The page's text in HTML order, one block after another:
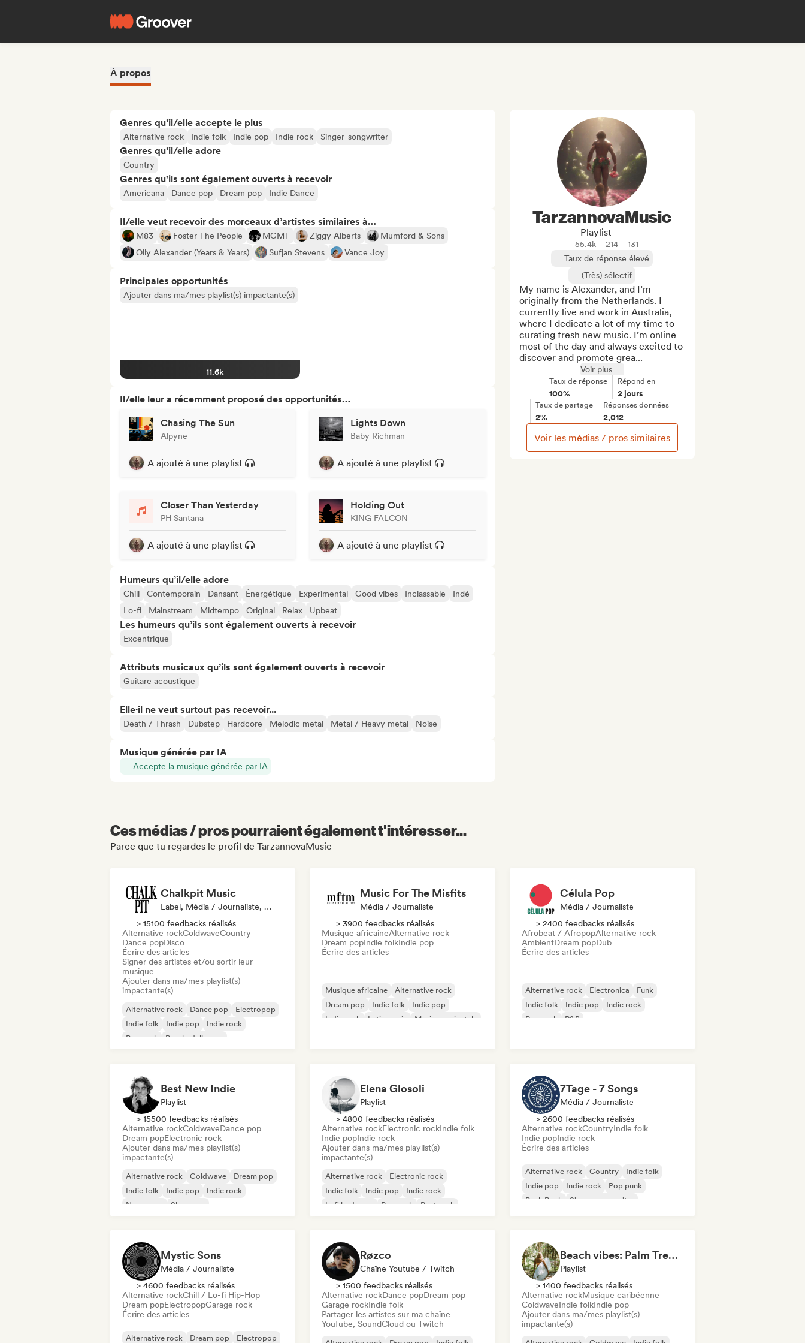
À propos
Genres qu’il/elle accepte le plus
Alternative rock Indie folk Indie pop Indie rock Singer-songwriter
Genres qu’il/elle adore
Country
Genres qu'ils sont également ouverts à recevoir
Americana Dance pop Dream pop Indie Dance
Il/elle veut recevoir des morceaux d’artistes similaires à…
M83 Foster The People MGMT Ziggy Alberts
Mumford & Sons
Olly Alexander (Years & Years)
Sufjan Stevens Vance Joy
Principales opportunités
Ajouter dans ma/mes playlist(s) impactante(s)
11.6k
Il/elle leur a récemment proposé des opportunités…
Chasing The Sun
Alpyne
A ajouté à une playlist
Lights Down
Baby Richman
A ajouté à une playlist
Closer Than Yesterday
PH Santana
A ajouté à une playlist
Holding Out
KING FALCON
A ajouté à une playlist
Humeurs qu’il/elle adore
Chill Contemporain Dansant Énergétique Experimental Good vibes Inclassable
Indé
Lo-fi
Mainstream Midtempo Original Relax Upbeat
Les humeurs qu’ils sont également ouverts à recevoir
Excentrique
Attributs musicaux qu’ils sont également ouverts à recevoir
Guitare acoustique
Elle·il ne veut surtout pas recevoir...
Death / Thrash Dubstep Hardcore Melodic metal Metal / Heavy metal Noise
Musique générée par IA
Accepte la musique générée par IA
TarzannovaMusic
Playlist
55.4k 214
131
Taux de réponse élevé
(Très) sélectif
My name is Alexander, and I’m
originally from the Netherlands. I
currently live and work in Australia,
where I dedicate a lot of my time to
curating fresh new music. I’m online
most of the day and always excited to
discover and promote grea...
Voir plus
Taux de réponse
100%
Répond en
2 jours
Taux de partage
2%
Réponses données
2,012
Voir les médias / pros similaires
Ces médias / pros pourraient également t'intéresser...
Parce que tu regardes le profil de TarzannovaMusic
Chalkpit Music
Label, Média / Journaliste, Playlist
> 15100 feedbacks réalisés
Alternative rockColdwaveCountry
Dance popDisco
Écrire des articles
Signer des artistes et/ou sortir leur
musique
Ajouter dans ma/mes playlist(s)
impactante(s)
Alternative rock Dance pop
Electropop
Indie folk
Indie pop
Indie rock
Pop rock
Psychedelic pop
Music For The Misfits
Média / Journaliste
> 3900 feedbacks réalisés
Musique africaineAlternative rock
Dream popIndie folkIndie pop
Écrire des articles
Musique africaine
Alternative rock
Dream pop
Indie folk
Indie pop
Indie rock
Latin music Musique orientale
Célula Pop
Média / Journaliste
> 2400 feedbacks réalisés
Afrobeat / AfropopAlternative rock
AmbientDream popDub
Écrire des articles
Alternative rock Electronica
Funk
Indie folk
Indie pop
Indie rock
Pop rock
R&B
Best New Indie
Playlist
> 15500 feedbacks réalisés
Alternative rockColdwaveDance pop
Dream popElectronic rock
Ajouter dans ma/mes playlist(s)
impactante(s)
Alternative rock Coldwave
Dream pop
Indie folk
Indie pop
Indie rock
New wave
Shoegaze
Elena Glosoli
Playlist
> 4800 feedbacks réalisés
Alternative rockElectronic rockIndie folk
Indie popIndie rock
Ajouter dans ma/mes playlist(s)
impactante(s)
Alternative rock
Electronic rock
Indie folk
Indie pop
Indie rock
Lofi bedroom
Pop rock Post rock
7Tage - 7 Songs
Média / Journaliste
> 2600 feedbacks réalisés
Alternative rockCountryIndie folk
Indie popIndie rock
Écrire des articles
Alternative rock Country
Indie folk
Indie pop
Indie rock
Pop punk
Punk Rock
Singer-songwriter
Mystic Sons
Média / Journaliste
> 4600 feedbacks réalisés
Alternative rockChill / Lo-fi Hip-Hop
Dream popElectropopGarage rock
Écrire des articles
Alternative rock Dream pop Electropop
Røzco
Chaîne Youtube / Twitch
> 1500 feedbacks réalisés
Alternative rockDance popDream pop
Garage rockIndie folk
Partager les artistes sur ma chaîne
YouTube, SoundCloud ou Twitch
Beach vibes: Palm Tree Breezes 🌴 Indie Folk, Acoustic & Singer-Songwriter
Playlist
> 1400 feedbacks réalisés
Alternative rockMusique caribéenne
ColdwaveIndie folkIndie pop
Ajouter dans ma/mes playlist(s)
impactante(s)